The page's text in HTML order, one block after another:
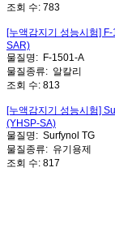
조회 수: 783
[누액감지기 성능시험]
SAR)
물질명: F-1501-A
물질종류: 알칼리
조회 수: 813
[누액감지기 성능시험]
(YHSP-SA)
물질명: Surfynol TG
물질종류: 유기용제
조회 수: 817